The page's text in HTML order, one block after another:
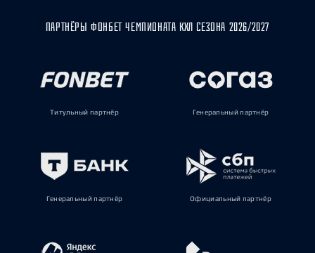
ПАРТНЁРЫ ФОНБЕТ ЧЕМПИОНАТА КХЛ СЕЗОНА 2026/2027
Титульный партнёр Генеральный партнёр
Генеральный партнёр Официальный партнёр